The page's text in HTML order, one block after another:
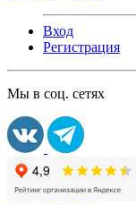
Вход
Регистрация
Мы в соц. сетях